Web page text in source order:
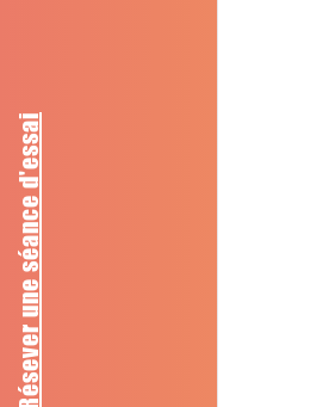
Résever une séance d'essai